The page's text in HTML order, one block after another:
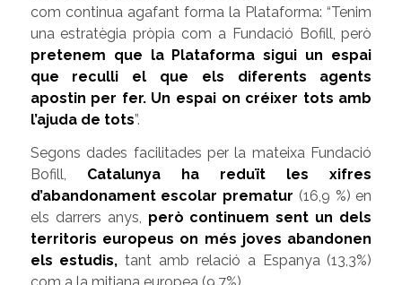
com continua agafant forma la Plataforma: “Tenim
una estratègia pròpia com a Fundació Bofill, però
pretenem que la Plataforma sigui un espai
que reculli el que els diferents agents
apostin per fer. Un espai on créixer tots amb
l’ajuda de tots”.
Segons dades facilitades per la mateixa Fundació
Bofill, Catalunya ha reduït les xifres
d’abandonament escolar prematur (16,9 %) en
els darrers anys, però continuem sent un dels
territoris europeus on més joves abandonen
els estudis, tant amb relació a Espanya (13,3%)